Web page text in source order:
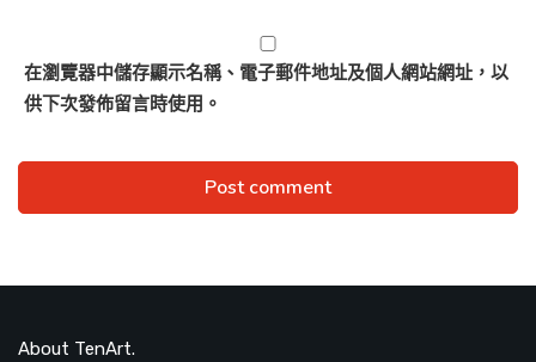
在瀏覽器中儲存顯示名稱、電子郵件地址及個人網站網址，以
供下次發佈留言時使用。
About TenArt.